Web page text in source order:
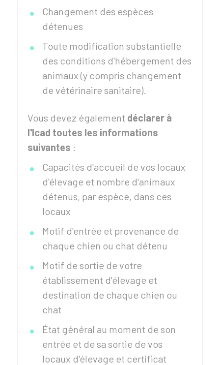
Changement des espèces
détenues
Toute modification substantielle
des conditions d'hébergement des
animaux (y compris changement
de vétérinaire sanitaire).
Vous devez également déclarer à
l'Icad toutes les informations
suivantes :
Capacités d'accueil de vos locaux
d'élevage et nombre d'animaux
détenus, par espèce, dans ces
locaux
Motif d'entrée et provenance de
chaque chien ou chat détenu
Motif de sortie de votre
établissement d'élevage et
destination de chaque chien ou
chat
État général au moment de son
entrée et de sa sortie de vos
locaux d'élevage et certificat